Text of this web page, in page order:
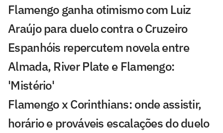
Flamengo ganha otimismo com Luiz
Araújo para duelo contra o Cruzeiro
Espanhóis repercutem novela entre
Almada, River Plate e Flamengo:
'Mistério'
Flamengo x Corinthians: onde assistir,
horário e prováveis escalações do duelo